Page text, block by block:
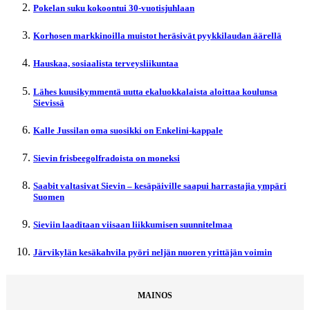
Pokelan suku kokoontui 30-vuotisjuhlaan
Korhosen markkinoilla muistot heräsivät pyykkilaudan äärellä
Hauskaa, sosiaalista terveysliikuntaa
Lähes kuusikymmentä uutta ekaluokkalaista aloittaa koulunsa
Sievissä
Kalle Jussilan oma suosikki on Enkelini-kappale
Sievin frisbeegolfradoista on moneksi
Saabit valtasivat Sievin – kesäpäiville saapui harrastajia ympäri
Suomen
Sieviin laaditaan viisaan liikkumisen suunnitelmaa
Järvikylän kesäkahvila pyöri neljän nuoren yrittäjän voimin
MAINOS